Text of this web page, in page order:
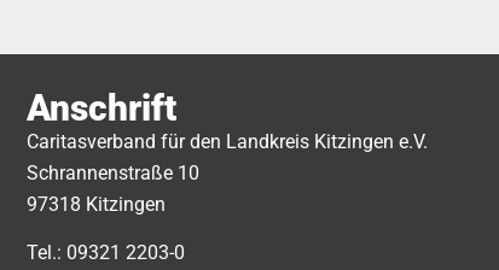
Anschrift
Caritasverband für den Landkreis Kitzingen e.V.
Schrannenstraße 10
97318 Kitzingen
Tel.: 09321 2203-0